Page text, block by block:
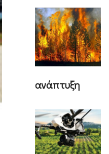
ανάπτυξη